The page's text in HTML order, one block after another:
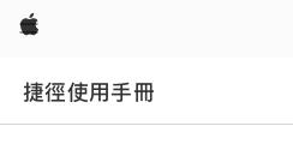
Apple
捷徑使用手冊